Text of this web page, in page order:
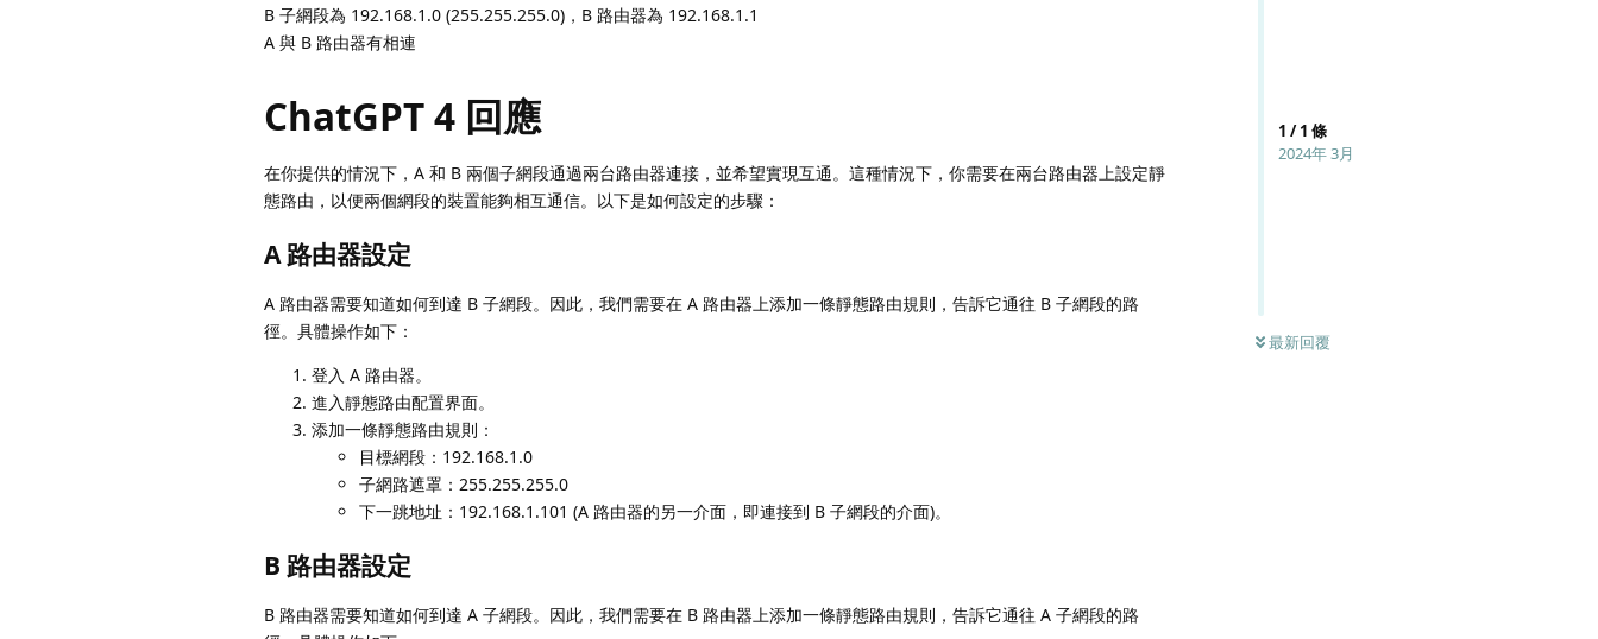
1 /1 條
2024年 3月
最新回覆
B 子網段為 192.168.1.0 (255.255.255.0)，B 路由器為 192.168.1.1
A 與 B 路由器有相連
ChatGPT 4 回應
在你提供的情況下，A 和 B 兩個子網段通過兩台路由器連接，並希望實現互通。這種情況下，你需要在兩台路由器上設定靜
態路由，以便兩個網段的裝置能夠相互通信。以下是如何設定的步驟：
A 路由器設定
A 路由器需要知道如何到達 B 子網段。因此，我們需要在 A 路由器上添加一條靜態路由規則，告訴它通往 B 子網段的路
徑。具體操作如下：
登入 A 路由器。
進入靜態路由配置界面。
添加一條靜態路由規則：
目標網段：192.168.1.0
子網路遮罩：255.255.255.0
下一跳地址：192.168.1.101 (A 路由器的另一介面，即連接到 B 子網段的介面)。
B 路由器設定
B 路由器需要知道如何到達 A 子網段。因此，我們需要在 B 路由器上添加一條靜態路由規則，告訴它通往 A 子網段的路